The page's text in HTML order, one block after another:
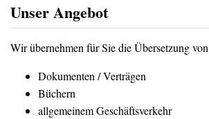
Unser Angebot
Wir übernehmen für Sie die Übersetzung von
Dokumenten / Verträgen
Büchern
allgemeinem Geschäftsverkehr